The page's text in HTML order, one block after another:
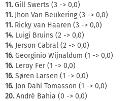
11.Gill Swerts (3 -> 0,0)
11.Jhon Van Beukering (3 -> 0,0)
11.Ricky van Haaren (3 -> 0,0)
14.Luigi Bruins (2 -> 0,0)
14.Jerson Cabral (2 -> 0,0)
16.Georginio Wijnaldum (1 -> 0,0)
16.Leroy Fer (1 -> 0,0)
16.Søren Larsen (1 -> 0,0)
16.Jon Dahl Tomasson (1 -> 0,0)
20.André Bahia (0 -> 0,0)